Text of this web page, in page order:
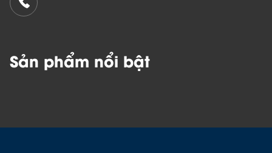
Sản phẩm nổi bật